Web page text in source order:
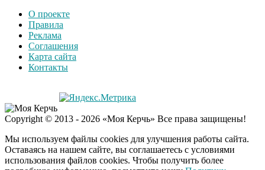
оставит равнодушным
Деньги придут
раньше пенсии: кто в
2026 году получит
Борисовой душил ее
из-за макарон
О проекте
Правила
Реклама
Соглашения
Карта сайта
Контакты
Copyright © 2013 - 2026 «Моя Керчь» Все права защищены!
Мы используем файлы cookies для улучшения работы сайта.
Оставаясь на нашем сайте, вы соглашаетесь с условиями
использования файлов cookies. Чтобы получить более